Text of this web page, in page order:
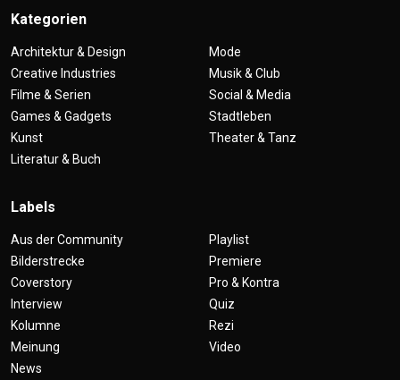
Kategorien
Architektur & Design
Creative Industries
Filme & Serien
Games & Gadgets
Kunst
Literatur & Buch
Mode
Musik & Club
Social & Media
Stadtleben
Theater & Tanz
Labels
Aus der Community
Bilderstrecke
Coverstory
Interview
Kolumne
Meinung
News
Playlist
Premiere
Pro & Kontra
Quiz
Rezi
Video